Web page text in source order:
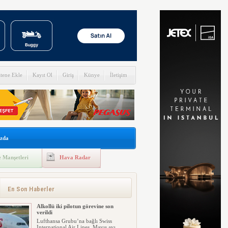
Ekle Kayıt Ol Giriş Künye İletişim
Manşetleri Hava Radar
En Son Haberler
Ay’da çarpışmadan sodyum ve lityum
gazı ortaya çıktı
SpaceX’e ait bir roket parçasının Ay
Alkollü iki pilotun görevine son
verildi
Lufthansa Grubu’na bağlı Swiss